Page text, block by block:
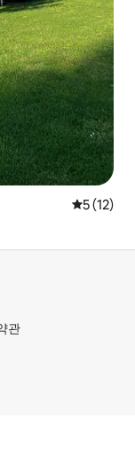
평점 5점
5 (12)
관